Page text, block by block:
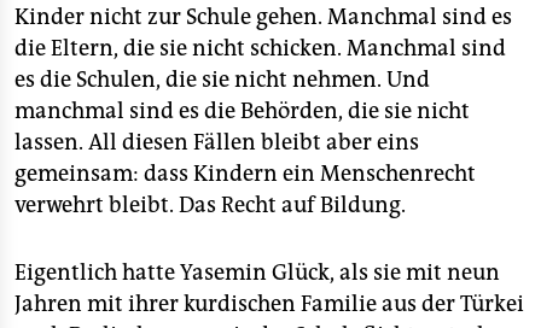
Kinder nicht zur Schule gehen. Manchmal sind es
die Eltern, die sie nicht schicken. Manchmal sind
es die Schulen, die sie nicht nehmen. Und
manchmal sind es die Behörden, die sie nicht
lassen. All diesen Fällen bleibt aber eins
gemeinsam: dass Kindern ein Menschenrecht
verwehrt bleibt. Das Recht auf Bildung.
Eigentlich hatte Yasemin Glück, als sie mit neun
Jahren mit ihrer kurdischen Familie aus der Türkei